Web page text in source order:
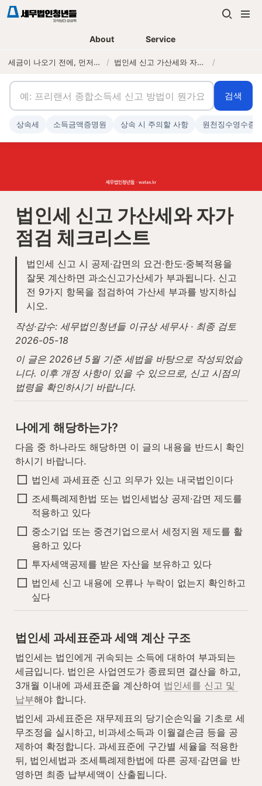
About Service
세금이 나오기 전에, 먼저 연락하는 세무법인 / 법인세 신고 가산세와 자가점검 체크리스트 /
법인세 신고 가산세와 자가
점검 체크리스트
법인세 신고 시 공제·감면의 요건·한도·중복적용을
잘못 계산하면 과소신고가산세가 부과됩니다. 신고
전 9가지 항목을 점검하여 가산세 부과를 방지하십
시오.
작성·감수: 세무법인청년들 이규상 세무사 · 최종 검토
2026-05-18
이 글은 2026년 5월 기준 세법을 바탕으로 작성되었습
니다. 이후 개정 사항이 있을 수 있으므로, 신고 시점의
법령을 확인하시기 바랍니다.
나에게 해당하는가?
다음 중 하나라도 해당하면 이 글의 내용을 반드시 확인
하시기 바랍니다.
법인세 과세표준 신고 의무가 있는 내국법인이다
조세특례제한법 또는 법인세법상 공제·감면 제도를
적용하고 있다
중소기업 또는 중견기업으로서 세정지원 제도를 활
용하고 있다
투자세액공제를 받은 자산을 보유하고 있다
법인세 신고 내용에 오류나 누락이 없는지 확인하고
싶다
법인세 과세표준과 세액 계산 구조
법인세는 법인에게 귀속되는 소득에 대하여 부과되는
세금입니다. 법인은 사업연도가 종료되면 결산을 하고,
3개월 이내에 과세표준을 계산하여 법인세를 신고 및
납부해야 합니다.
법인세 과세표준은 재무제표의 당기순손익을 기초로 세
무조정을 실시하고, 비과세소득과 이월결손금 등을 공
제하여 확정합니다. 과세표준에 구간별 세율을 적용한
뒤, 법인세법과 조세특례제한법에 따른 공제·감면을 반
영하면 최종 납부세액이 산출됩니다.
검색
상속세 소득금액증명원 상속 시 주의할 사항 원천징수영수증